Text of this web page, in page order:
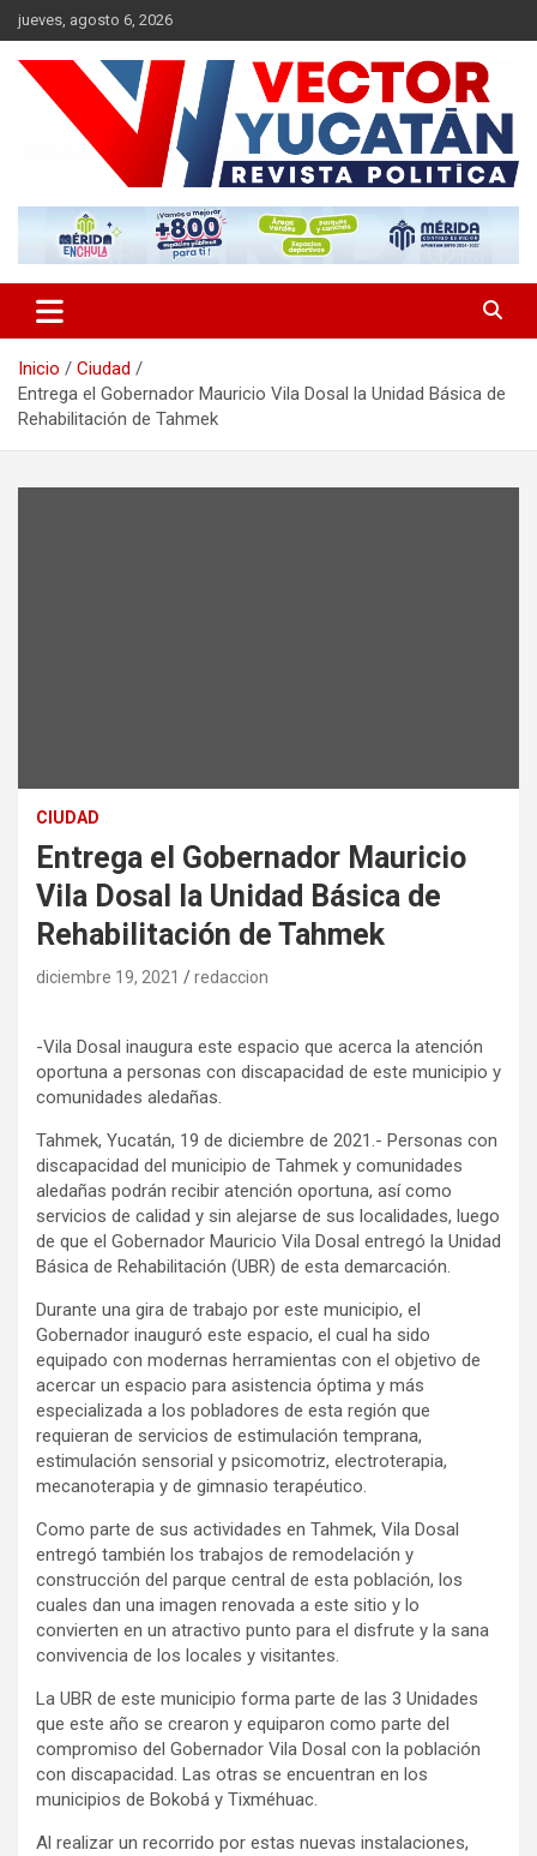
Saltar
al
contenido
jueves, agosto 6, 2026
Vector Yucatán
Inicio
Ciudad
Entrega el Gobernador Mauricio Vila Dosal la Unidad Básica de
Rehabilitación de Tahmek
CIUDAD
Entrega el Gobernador Mauricio
Vila Dosal la Unidad Básica de
Rehabilitación de Tahmek
diciembre 19, 2021 redaccion
-Vila Dosal inaugura este espacio que acerca la atención
oportuna a personas con discapacidad de este municipio y
comunidades aledañas.
Tahmek, Yucatán, 19 de diciembre de 2021.- Personas con
discapacidad del municipio de Tahmek y comunidades
aledañas podrán recibir atención oportuna, así como
servicios de calidad y sin alejarse de sus localidades, luego
de que el Gobernador Mauricio Vila Dosal entregó la Unidad
Básica de Rehabilitación (UBR) de esta demarcación.
Durante una gira de trabajo por este municipio, el
Gobernador inauguró este espacio, el cual ha sido
equipado con modernas herramientas con el objetivo de
acercar un espacio para asistencia óptima y más
especializada a los pobladores de esta región que
requieran de servicios de estimulación temprana,
estimulación sensorial y psicomotriz, electroterapia,
mecanoterapia y de gimnasio terapéutico.
Como parte de sus actividades en Tahmek, Vila Dosal
entregó también los trabajos de remodelación y
construcción del parque central de esta población, los
cuales dan una imagen renovada a este sitio y lo
convierten en un atractivo punto para el disfrute y la sana
convivencia de los locales y visitantes.
La UBR de este municipio forma parte de las 3 Unidades
que este año se crearon y equiparon como parte del
compromiso del Gobernador Vila Dosal con la población
con discapacidad. Las otras se encuentran en los
municipios de Bokobá y Tixméhuac.
Al realizar un recorrido por estas nuevas instalaciones,